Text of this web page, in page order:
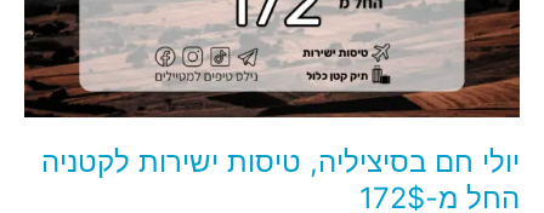
יולי חם בסיציליה, טיסות ישירות לקטניה
החל מ-172$
לקטניה
החל
מ-172$